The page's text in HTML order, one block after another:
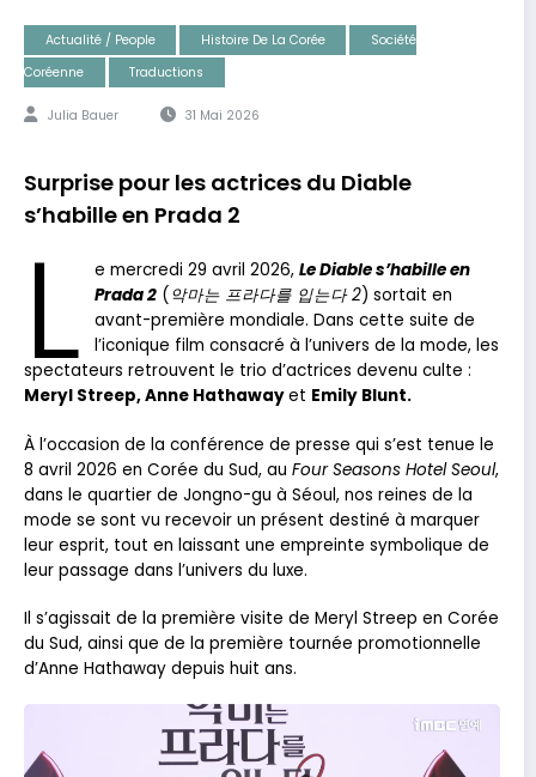
Actualité / People Histoire De La Corée
Société
Coréenne
Traductions
Julia Bauer 31 Mai 2026
Surprise pour les actrices du Diable
s’habille en Prada 2
L e mercredi 29 avril 2026,Le Diable s’habille en
Prada 2 ( 악마는 프라다를 입는다 2) sortait en
avant-première mondiale. Dans cette suite de
l’iconique film consacré à l’univers de la mode, les
spectateurs retrouvent le trio d’actrices devenu culte :
Meryl Streep, Anne Hathawayet Emily Blunt.
À l’occasion de la conférence de presse qui s’est tenue le
8 avril 2026 en Corée du Sud, au Four Seasons Hotel Seoul,
dans le quartier de Jongno-gu à Séoul, nos reines de la
mode se sont vu recevoir un présent destiné à marquer
leur esprit, tout en laissant une empreinte symbolique de
leur passage dans l’univers du luxe.
Il s’agissait de la première visite de Meryl Streep en Corée
du Sud, ainsi que de la première tournée promotionnelle
d’Anne Hathaway depuis huit ans.